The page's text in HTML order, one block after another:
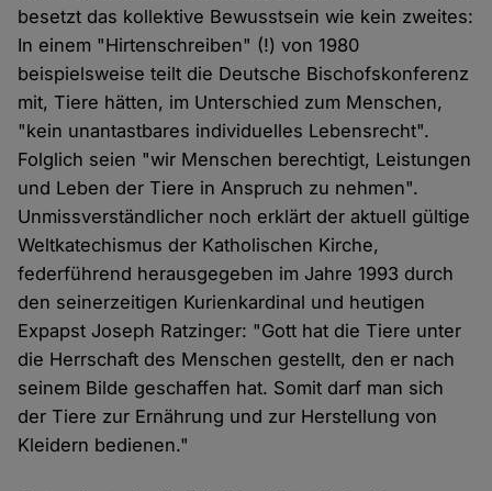
besetzt das kollektive Bewusstsein wie kein zweites:
In einem "Hirtenschreiben" (!) von 1980
beispielsweise teilt die Deutsche Bischofskonferenz
mit, Tiere hätten, im Unterschied zum Menschen,
"kein unantastbares individuelles Lebensrecht".
Folglich seien "wir Menschen berechtigt, Leistungen
und Leben der Tiere in Anspruch zu nehmen".
Unmissverständlicher noch erklärt der aktuell gültige
Weltkatechismus der Katholischen Kirche,
federführend herausgegeben im Jahre 1993 durch
den seinerzeitigen Kurienkardinal und heutigen
Expapst Joseph Ratzinger: "Gott hat die Tiere unter
die Herrschaft des Menschen gestellt, den er nach
seinem Bilde geschaffen hat. Somit darf man sich
der Tiere zur Ernährung und zur Herstellung von
Kleidern bedienen."